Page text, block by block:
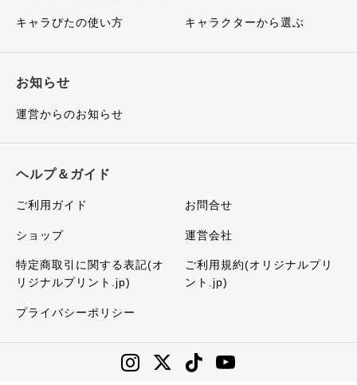
キャラぴたの使い方 キャラクターから選ぶ
お知らせ
運営からのお知らせ
ヘルプ＆ガイド
ご利用ガイド お問合せ
ショップ 運営会社
特定商取引に関する表記(オ
リジナルプリント.jp)
ご利用規約(オリジナルプリ
ント.jp)
プライバシーポリシー